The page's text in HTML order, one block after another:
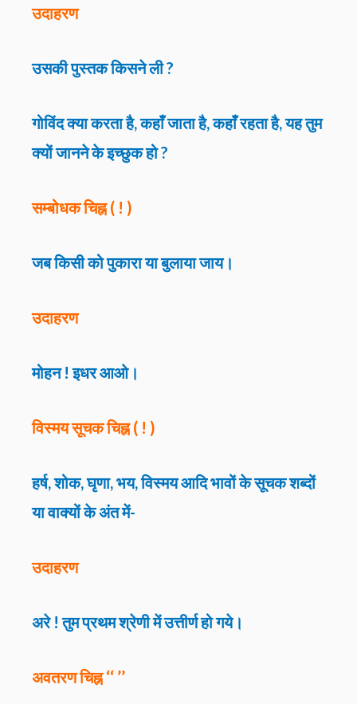
उदाहरण
उसकी पुस्तक किसने ली ?
गोविंद क्या करता है, कहाँ जाता है, कहाँ रहता है, यह तुम
क्यों जानने के इच्छुक हो ?
सम्बोधक चिह्न ( ! )
जब किसी को पुकारा या बुलाया जाय।
उदाहरण
मोहन ! इधर आओ।
विस्मय सूचक चिह्न ( ! )
हर्ष, शोक, घृणा, भय, विस्मय आदि भावों के सूचक शब्दों
या वाक्यों के अंत में-
उदाहरण
अरे ! तुम प्रथम श्रेणी में उत्तीर्ण हो गये।
अवतरण चिह्न ‘‘ ’’